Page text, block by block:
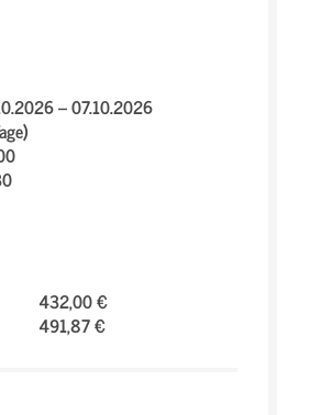
– 07.10.2026
432,00 €
491,87 €